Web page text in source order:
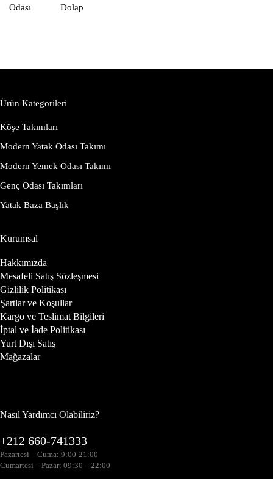
Odası
Dolap
Ürün Kategorileri
Köşe Takımları
Modern Yatak Odası Takımı
Modern Yemek Odası Takımı
Genç Odası Takımları
Yatak Baza Başlık
Kurumsal
Hakkımızda
Mesafeli Satış Sözleşmesi
Gizlilik Politikası
Şartlar ve Koşullar
Kargo ve Teslimat Bilgileri
İptal ve İade Politikası
Yurt Dışı Satış
Mağazalar
Nasıl Yardımcı Olabiliriz?
+212 660-741333
Pazartesi – Cuma: 9:00-21:00
Cumartesi – Pazar: 09:30 – 22:00